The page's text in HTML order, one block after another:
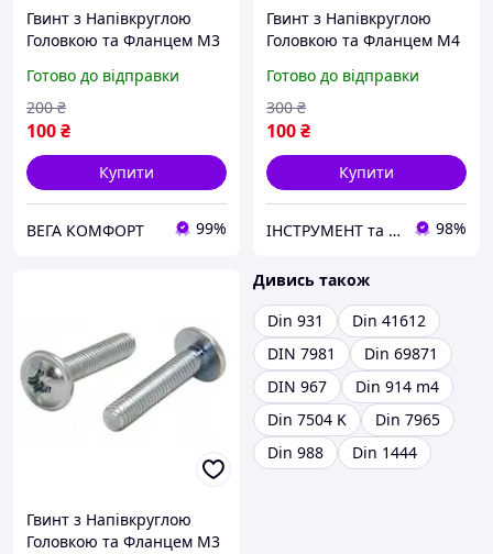
Гвинт з Напівкруглою
Головкою та Фланцем М3
PZ+PL DIN 967 Spec
Готово до відправки
100₴
200 ₴
Купити
ВЕГА КОМФОРТ 99%
Гвинт з Напівкруглою
Головкою та Фланцем М4
PZ+PL DIN 967 Spec
Готово до відправки
100₴
300 ₴
Купити
ІНСТРУМЕНТ та МЕТИЗИ 98%
Гвинт з Напівкруглою
Головкою та Фланцем М3
Дивись також
Din 931
Din 41612
DIN 7981
Din 69871
DIN 967
Din 914 m4
Din 7504 K
Din 7965
Din 988
Din 1444